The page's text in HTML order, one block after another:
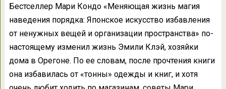
Бестселлер Мари Кондо «Меняющая жизнь магия
наведения порядка: Японское искусство избавления
от ненужных вещей и организации пространства» по-
настоящему изменил жизнь Эмили Клэй, хозяйки
дома в Орегоне. По ее словам, после прочтения книги
она избавилась от «тонны» одежды и книг, и хотя